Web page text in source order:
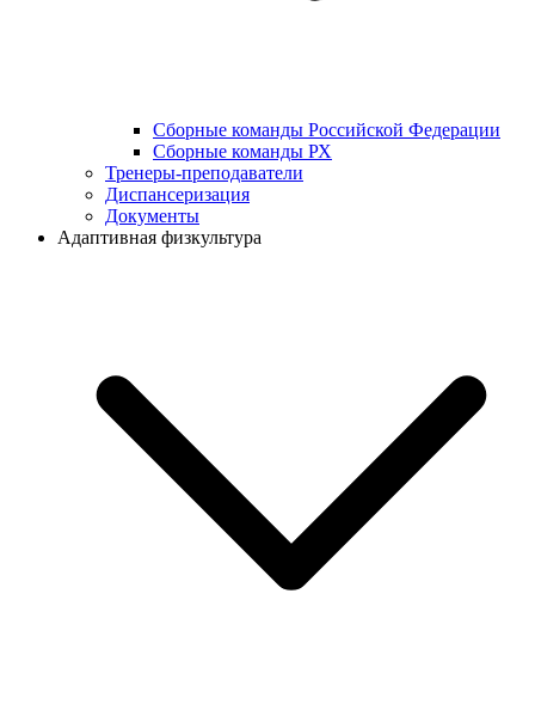
Сборные команды Российской Федерации
Сборные команды РХ
Тренеры-преподаватели
Диспансеризация
Документы
Адаптивная физкультура